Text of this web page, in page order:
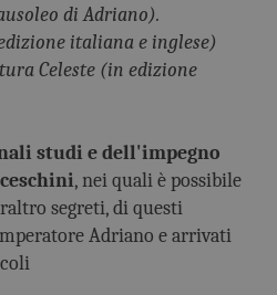
di Adriano).
italiana e inglese)
Celeste (in edizione
studi e dell'impegno
, nei quali è possibile
segreti, di questi
Adriano e arrivati